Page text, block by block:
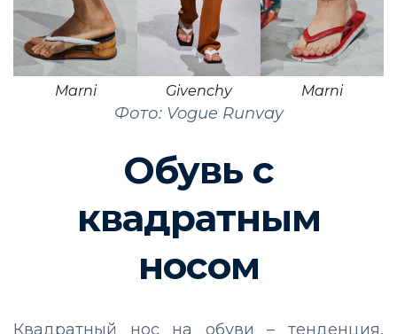
Marni Givenchy Marni
Фото: Vogue Runvay
Обувь с
квадратным
носом
Квадратный нос на обуви – тенденция,